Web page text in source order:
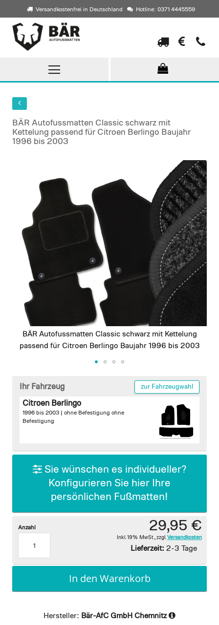
Versandkostenfrei in Deutschland Hotline: 0371 4445559
Direkt
zum
Inhalt
BÄR Autofussmatten Classic schwarz mit
Kettelung passend für Citroen Berlingo Baujahr
1996 bis 2003
images
gallery
BÄR Autofussmatten Classic schwarz mit Kettelung
passend für Citroen Berlingo Baujahr 1996 bis 2003
beginning
gallery
Ihr Fahrzeug zur Fahrzeugwahl
Citroen Berlingo
1996 bis 2003 | ohne Befestigung ohne
Befestigung
Sie wünschen es individueller?
Konfigurieren Sie hier Ihre
persönlichen Fußmatten!
29,95 €
Inkl. 19% MwSt. zzgl. Versandkosten
Lieferzeit: 2-3 Tage
Anzahl
In den Warenkorb
Hersteller: Bär-AfC GmbH Chemnitz